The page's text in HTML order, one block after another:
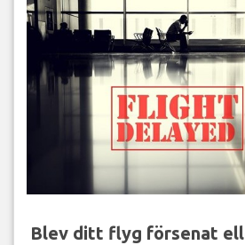
Blev ditt flyg försenat